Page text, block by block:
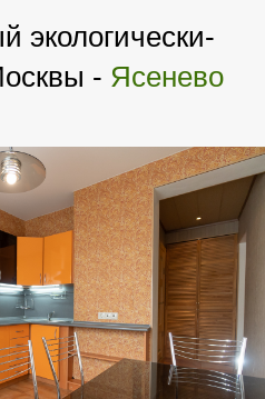
экологически-
- Ясенево